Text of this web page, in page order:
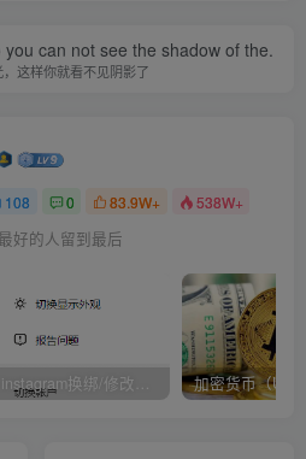
藏，请付费后查看
can not see the shadow of the.
这样你就看不见阴影了
108 0 83.9W+ 538W+
好的人留到最后
instagram换绑/修改辅助邮箱和手机号码教程